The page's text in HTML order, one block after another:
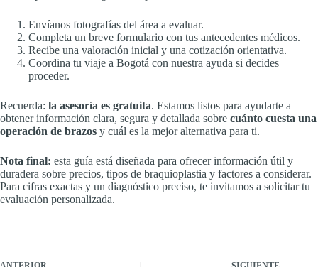
Envíanos fotografías del área a evaluar.
Completa un breve formulario con tus antecedentes médicos.
Recibe una valoración inicial y una cotización orientativa.
Coordina tu viaje a Bogotá con nuestra ayuda si decides
proceder.
Recuerda: la asesoría es gratuita. Estamos listos para ayudarte a
obtener información clara, segura y detallada sobre cuánto cuesta una
operación de brazos y cuál es la mejor alternativa para ti.
Nota final: esta guía está diseñada para ofrecer información útil y
duradera sobre precios, tipos de braquioplastia y factores a considerar.
Para cifras exactas y un diagnóstico preciso, te invitamos a solicitar tu
evaluación personalizada.